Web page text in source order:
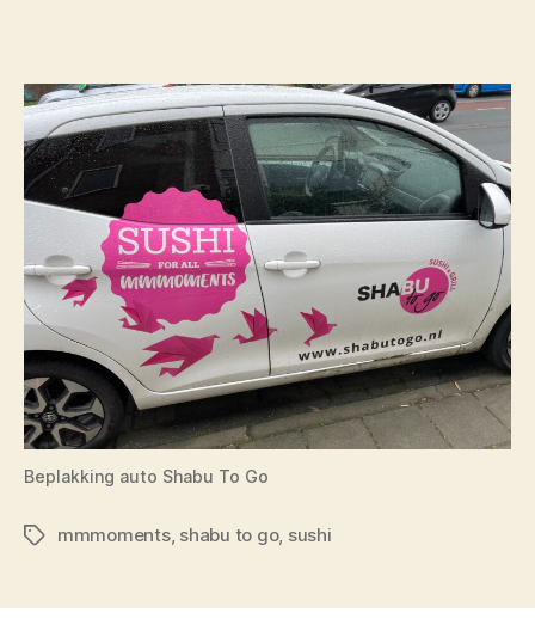
Beplakking auto Shabu To Go
Tagsmmmoments, shabu to go, sushi